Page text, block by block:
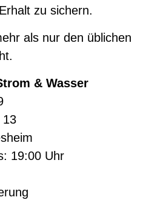
zu sichern.
als nur den üblichen
& Wasser
13
19:00 Uhr